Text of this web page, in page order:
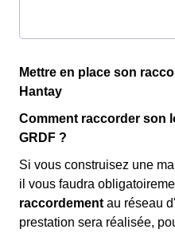
Mettre en place son
Hantay
Comment raccorder son
GRDF ?
Si vous construisez une
il vous faudra
raccordement au réseau
prestation sera réalisée,